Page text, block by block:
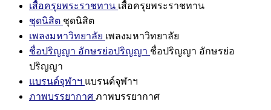
เสื้อครุยพระราชทาน เสื้อครุยพระราชทาน
ชุดนิสิต ชุดนิสิต
เพลงมหาวิทยาลัย เพลงมหาวิทยาลัย
ชื่อปริญญา อักษรย่อปริญญา ชื่อปริญญา อักษรย่อ
ปริญญา
แบรนด์จุฬาฯ แบรนด์จุฬาฯ
ภาพบรรยากาศ ภาพบรรยากาศ